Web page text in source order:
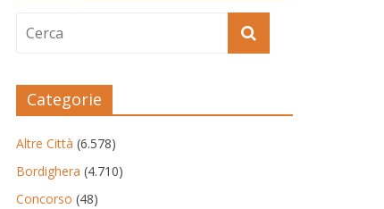
Categorie
Altre Città (6.578)
Bordighera (4.710)
Concorso (48)